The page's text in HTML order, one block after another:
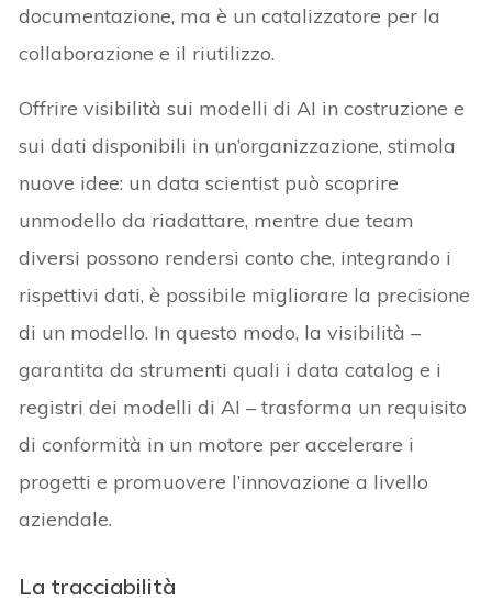
documentazione, ma è un catalizzatore per la
collaborazione e il riutilizzo.
Offrire visibilità sui modelli di AI in costruzione e
sui dati disponibili in un’organizzazione, stimola
nuove idee: un data scientist può scoprire
unmodello da riadattare, mentre due team
diversi possono rendersi conto che, integrando i
rispettivi dati, è possibile migliorare la precisione
di un modello. In questo modo, la visibilità –
garantita da strumenti quali i data catalog e i
registri dei modelli di AI – trasforma un requisito
di conformità in un motore per accelerare i
progetti e promuovere l’innovazione a livello
aziendale.
La tracciabilità